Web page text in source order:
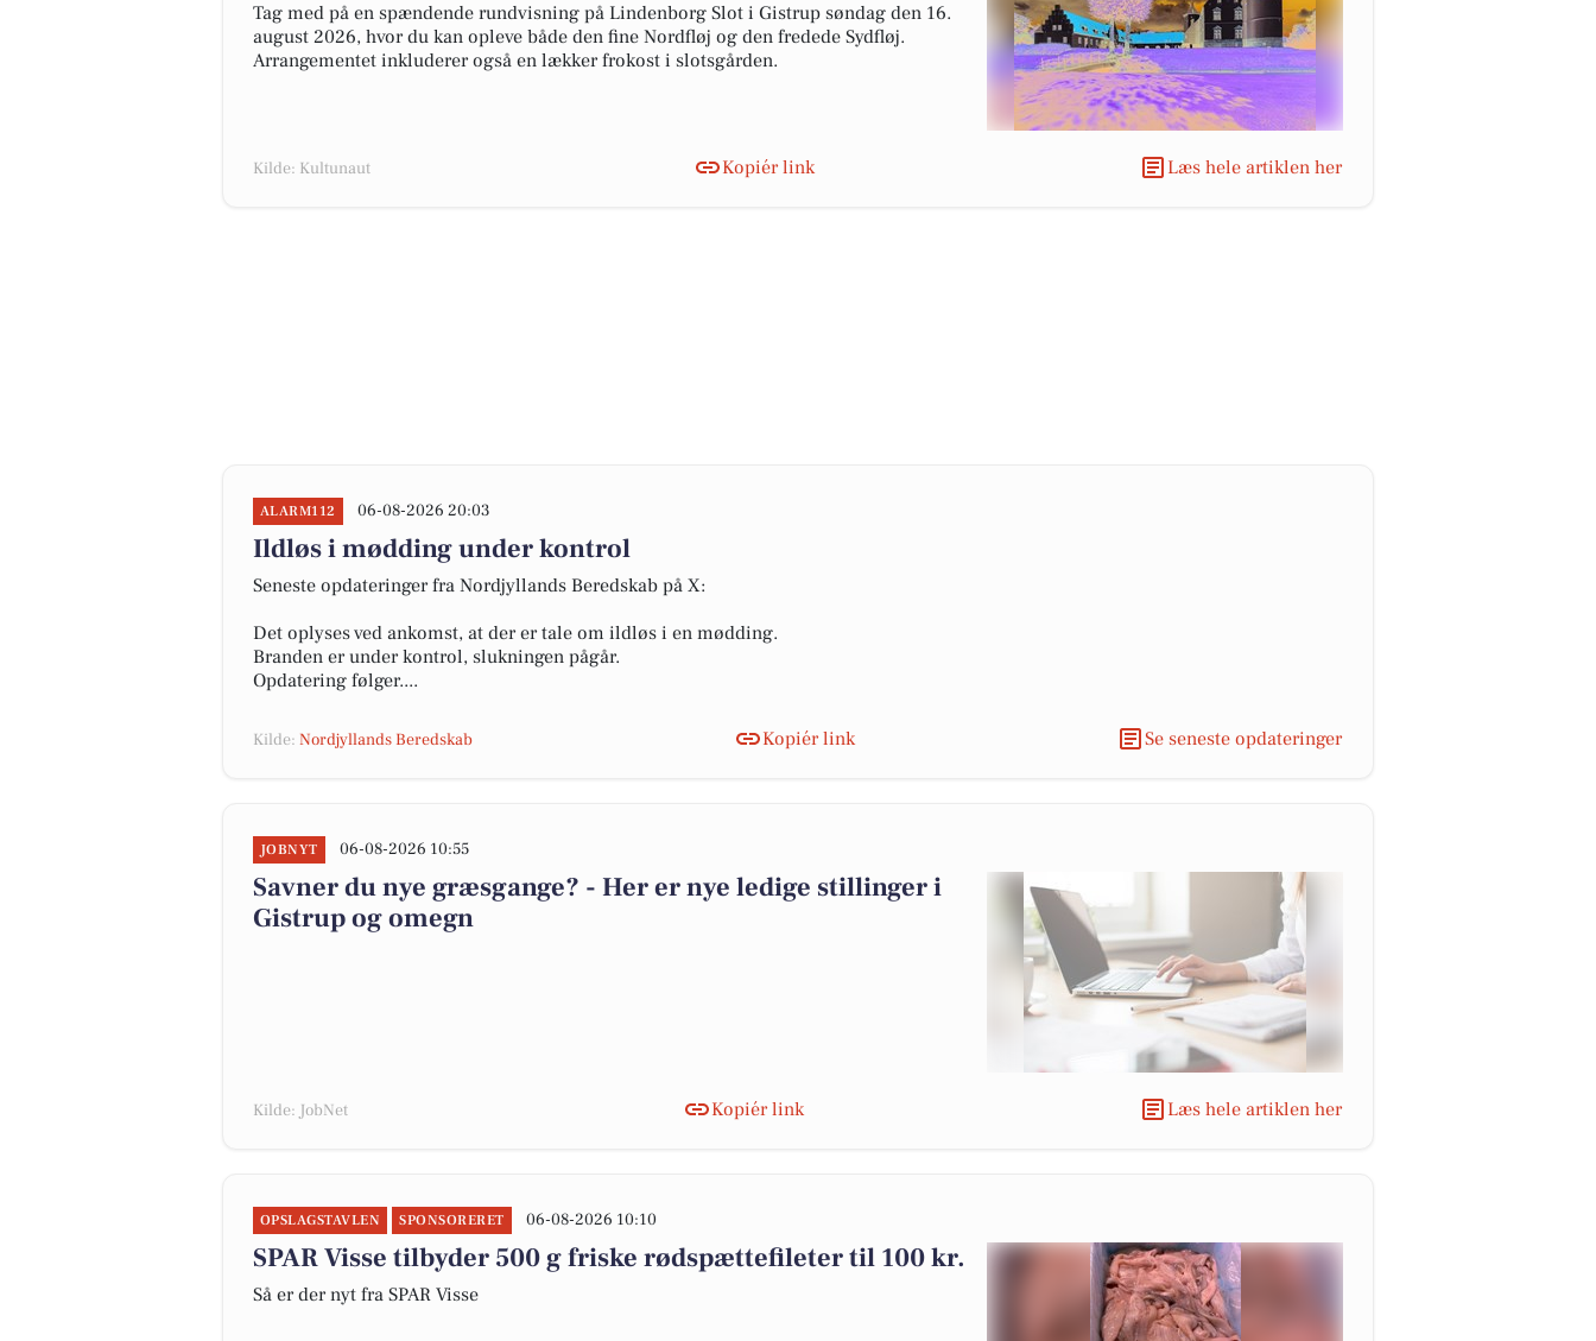
Tag med på en spændende rundvisning på Lindenborg Slot i Gistrup søndag den 16.
august 2026, hvor du kan opleve både den fine Nordfløj og den fredede Sydfløj.
Arrangementet inkluderer også en lækker frokost i slotsgården.
Kilde: Kultunaut Kopiér link Læs hele artiklen her
ALARM112 06-08-2026 20:03
Ildløs i mødding under kontrol
Seneste opdateringer fra Nordjyllands Beredskab på X:
Det oplyses ved ankomst, at der er tale om ildløs i en mødding.
Branden er under kontrol, slukningen pågår.
Opdatering følger....
Kilde: Nordjyllands Beredskab Kopiér link Se seneste opdateringer
JOBNYT 06-08-2026 10:55
Savner du nye græsgange? - Her er nye ledige stillinger i
Gistrup og omegn
Kilde: JobNet Kopiér link Læs hele artiklen her
OPSLAGSTAVLEN SPONSORERET 06-08-2026 10:10
SPAR Visse tilbyder 500 g friske rødspættefileter til 100 kr.
Så er der nyt fra SPAR Visse